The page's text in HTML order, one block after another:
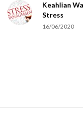
Keahlian
Stress
16/06/2020